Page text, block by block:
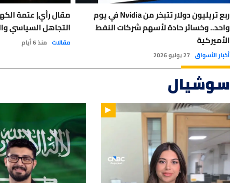
ربع تريليون دولار تتبخر من Nvidia في يوم
واحد.. وخسائر حادة لأسهم شركات النفط
الأميركية
أخبار الأسواق 27 يوليو 2026
مقال رأي| عتمة
التجاهل السياسي
مقالات منذ 6 أيام
سوشيال